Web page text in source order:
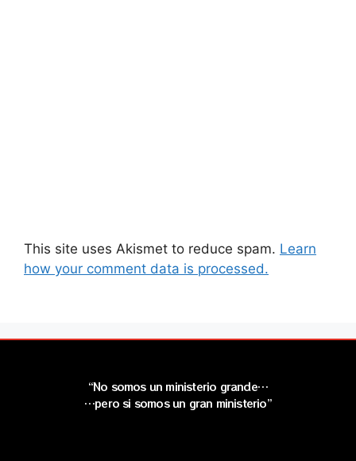
This site uses Akismet to reduce spam. Learn
how your comment data is processed.
“No somos un ministerio grande…
…pero si somos un gran ministerio”